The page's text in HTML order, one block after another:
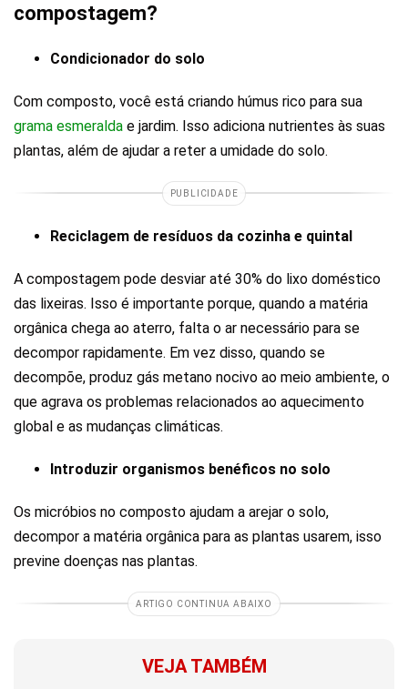
compostagem?
Condicionador do solo
Com composto, você está criando húmus rico para sua
grama esmeralda e jardim. Isso adiciona nutrientes às suas
plantas, além de ajudar a reter a umidade do solo.
PUBLICIDADE
Reciclagem de resíduos da cozinha e quintal
A compostagem pode desviar até 30% do lixo doméstico
das lixeiras. Isso é importante porque, quando a matéria
orgânica chega ao aterro, falta o ar necessário para se
decompor rapidamente. Em vez disso, quando se
decompõe, produz gás metano nocivo ao meio ambiente, o
que agrava os problemas relacionados ao aquecimento
global e as mudanças climáticas.
Introduzir organismos benéficos no solo
Os micróbios no composto ajudam a arejar o solo,
decompor a matéria orgânica para as plantas usarem, isso
previne doenças nas plantas.
ARTIGO CONTINUA ABAIXO
VEJA TAMBÉM